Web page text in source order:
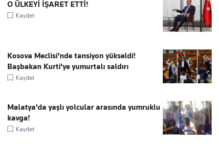
O ÜLKEYİ İŞARET ETTİ!
Kaydet
Kosova Meclisi'nde tansiyon yükseldi!
Başbakan Kurti'ye yumurtalı saldırı
Kaydet
Malatya'da yaşlı yolcular arasında yumruklu
kavga!
Kaydet